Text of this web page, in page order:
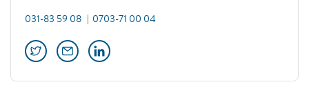
031-83 59 08 0703-71 00 04